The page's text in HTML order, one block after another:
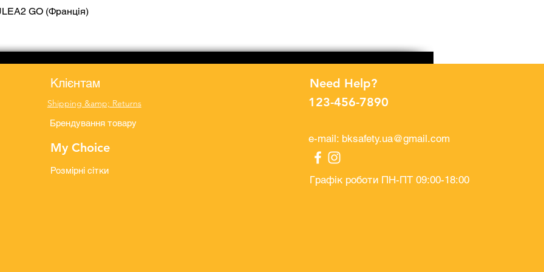
GO (Франція)
Клієнтам
Shipping &amp; Returns
Брендування товару
My Choice
Розмірні сітки
Need Help?
123-456-7890
e-mail: bksafety.ua@gmail.com
Графік роботи ПН-ПТ 09:00-18:00